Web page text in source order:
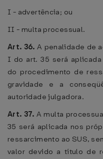
I - advertência; ou
II - multa processual.
Art. 36. A penalidade de
I do art. 35 será
do procedimento de
gravidade e a
autoridade julgadora.
Art. 37. A multa
35 será aplicada nos
ressarcimento ao SUS,
valor devido a título de